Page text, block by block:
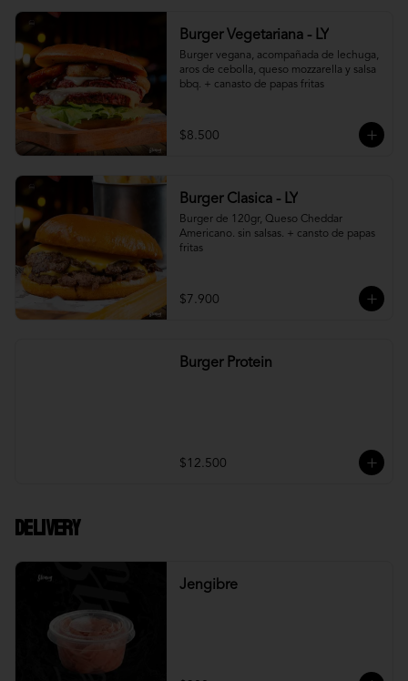
Burger Vegetariana - LY
Burger vegana, acompañada de lechuga,
aros de cebolla, queso mozzarella y salsa
bbq. + canasto de papas fritas
$8.500
Burger Clasica - LY
Burger de 120gr, Queso Cheddar
Americano. sin salsas. + cansto de papas
fritas
$7.900
Burger Protein
$12.500
DELIVERY
Jengibre